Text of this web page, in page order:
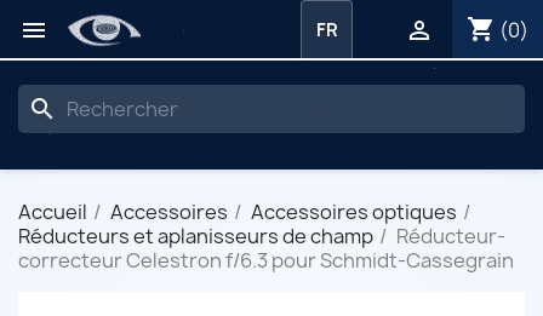
 shopping_cart (0)

FR
search
Accueil Accessoires
Accessoires optiques
Réducteurs et aplanisseurs de champ
Réducteur-
correcteur Celestron f/6.3 pour Schmidt-Cassegrain